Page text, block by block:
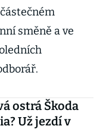
směně a ve
ostrá Škoda
Už jezdí v